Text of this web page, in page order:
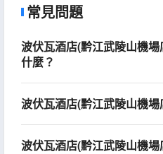
常見問題
波伏瓦酒店(黔江武陵山機
什麼？
波伏瓦酒店(黔江武陵山機
波伏瓦酒店(黔江武陵山機